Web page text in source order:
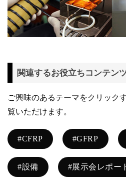
関連するお役立ちコンテン
ご興味のあるテーマをクリック
覧いただけます。
#CFRP #GFRP
#設備 #展示会レポー